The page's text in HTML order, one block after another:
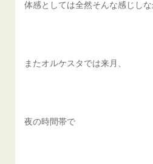
体感としては全然そんな感じしな
またオルケスタでは来月、
夜の時間帯で